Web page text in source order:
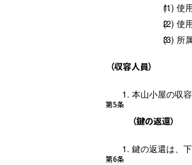
使
使
所
（収容人員）
第5条
本山小屋の収
（鍵の返還）
第6条
鍵の返還は、